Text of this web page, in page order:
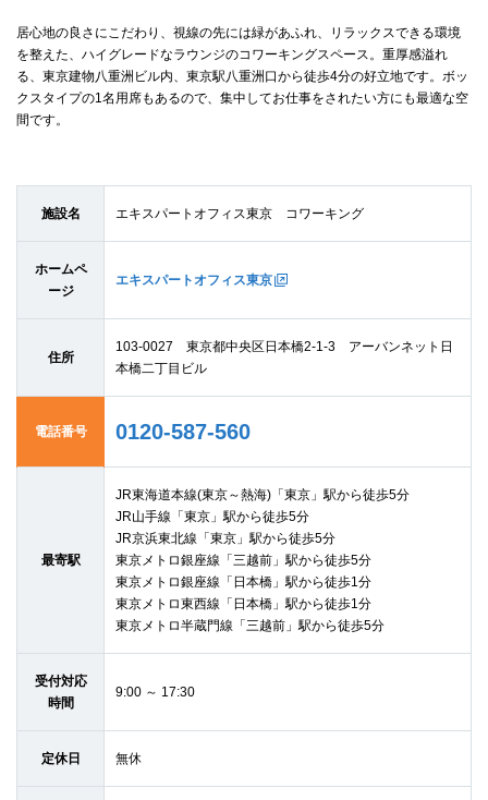
居心地の良さにこだわり、視線の先には緑があふれ、リラックスできる環境
を整えた、ハイグレードなラウンジのコワーキングスペース。重厚感溢れ
る、東京建物八重洲ビル内、東京駅八重洲口から徒歩4分の好立地です。ボッ
クスタイプの1名用席もあるので、集中してお仕事をされたい方にも最適な空
間です。
施設名 エキスパートオフィス東京 コワーキング
ホームペ
ージ
エキスパートオフィス東京
住所
103-0027 東京都中央区日本橋2-1-3 アーバンネット日
本橋二丁目ビル
電話番号 0120-587-560
最寄駅
JR東海道本線(東京～熱海)「東京」駅から徒歩5分
JR山手線「東京」駅から徒歩5分
JR京浜東北線「東京」駅から徒歩5分
東京メトロ銀座線「三越前」駅から徒歩5分
東京メトロ銀座線「日本橋」駅から徒歩1分
東京メトロ東西線「日本橋」駅から徒歩1分
東京メトロ半蔵門線「三越前」駅から徒歩5分
受付対応
時間
9:00 ～ 17:30
定休日 無休